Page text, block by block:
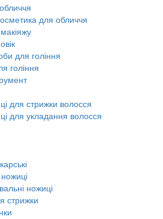
для обличчя
для гоління
гоління
для стрижки волосся
для укладання волосся
ножиці
стрижки